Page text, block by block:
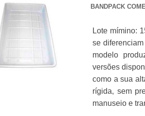
BANDPACK
Lote mímino:
se
modelo
versões
como a sua
rígida, sem
manuseio e